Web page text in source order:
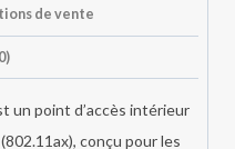
de vente
un point d’accès intérieur
conçu pour les